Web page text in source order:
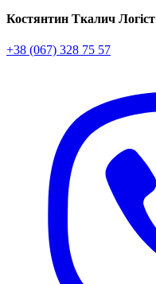
Костянтин Ткалич Логіст
+38 (067) 328 75 57